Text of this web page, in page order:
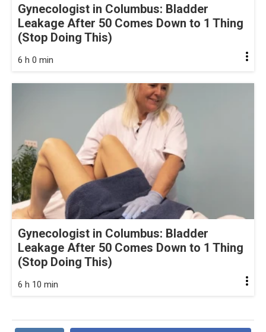
Gynecologist in Columbus: Bladder
Leakage After 50 Comes Down to 1 Thing
(Stop Doing This)
6 h 0 min
Gynecologist in Columbus: Bladder
Leakage After 50 Comes Down to 1 Thing
(Stop Doing This)
6 h 10 min